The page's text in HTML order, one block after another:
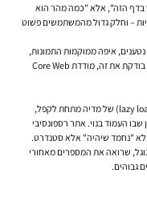
הזה", אלא "כמה מהר הוא
– וחלק גדול מהמשתמשים פשוט
איפה ממוקמות התמונות,
האם יש אלמנטים מיותרים שמכבידים על הרנדרינג. גוגל בודקת את זה, מודדת Core Web
הקטנת תמונות, דחיסת קבצי CSS ו-JS, טעינה דחויה (lazy load) של מדיה מתחת לקפל,
העמוד בנוי. אתר רספונסיבי
"נחמד שיהיה" אלא סטנדרט.
שרואה את המספרים מאחורי
גבוהים.